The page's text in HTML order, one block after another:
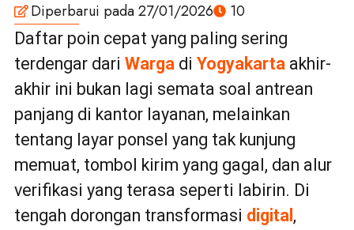
Diperbarui pada 27/01/2026
10
Daftar poin cepat yang paling sering
terdengar dari Warga di Yogyakarta akhir-
akhir ini bukan lagi semata soal antrean
panjang di kantor layanan, melainkan
tentang layar ponsel yang tak kunjung
memuat, tombol kirim yang gagal, dan alur
verifikasi yang terasa seperti labirin. Di
tengah dorongan transformasi digital ,